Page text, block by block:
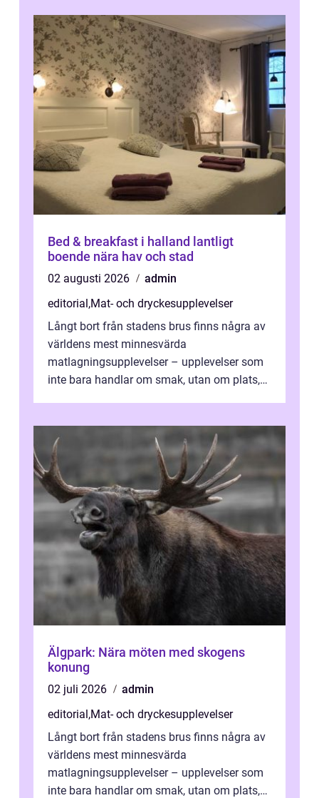
Bed & breakfast i halland lantligt
boende nära hav och stad
02 augusti 2026
admin
editorial,Mat- och dryckesupplevelser
Långt bort från stadens brus finns några av
världens mest minnesvärda
matlagningsupplevelser – upplevelser som
inte bara handlar om smak, utan om plats,
Älgpark: Nära möten med skogens
konung
02 juli 2026
admin
editorial,Mat- och dryckesupplevelser
Långt bort från stadens brus finns några av
världens mest minnesvärda
matlagningsupplevelser – upplevelser som
inte bara handlar om smak, utan om plats,